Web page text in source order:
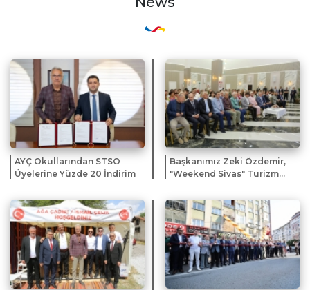
AYÇ Okullarından STSO
Üyelerine Yüzde 20 İndirim
Başkanımız Zeki Özdemir,
"Weekend Sivas" Turizm